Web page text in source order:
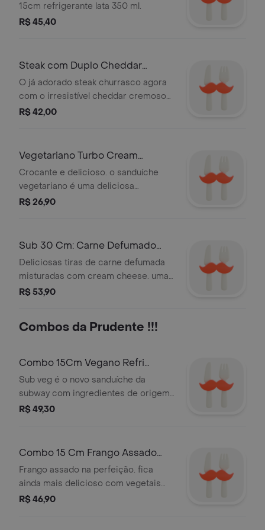
15cm refrigerante lata 350 ml.
R$ 45,40
Steak com Duplo Cheddar
Cremoso 15 Cm**
O já adorado steak churrasco agora
com o irresistível cheddar cremoso
para mandar bem de verdade. obs:
do seu sub, no campo adicional, não
haverá nenhum acréscimo no preço!
R$ 42,00
Vegetariano Turbo Cream
Cheese de 15 Cm !!!
Crocante e delicioso. o sanduíche
vegetariano é uma deliciosa
combinação dos seus vegetais
cheese no campo adicional para
haverá acréscimo no preço.
R$ 26,90
Sub 30 Cm: Carne Defumado
com Cream Cheese Refri 600
Ml**
Deliciosas tiras de carne defumada
misturadas com cream cheese. uma
delicia de dar água da boca. no
R$ 53,90
Combos da Prudente !!!
Combo 15Cm Vegano Refri
Sobremesa*
Sub veg é o novo sanduíche da
subway com ingredientes de origem
vegetal, sendo uma opção para os
combinação de pão italiano branco,
proteína vegetal, cheddar veg
cremoso e seus vegetais preferidos.
selecione também a bebida e
sobremesa de sua preferência.
R$ 49,30
Combo 15 Cm Frango Assado
Refri Cookie*
Frango assado na perfeição. fica
ainda mais delicioso com vegetais
selecionados. selecione também a
R$ 46,90